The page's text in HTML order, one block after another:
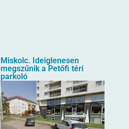
Miskolc. Ideiglenesen
megszűnik a Petőfi téri
parkoló